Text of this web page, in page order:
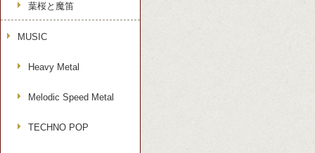
葉桜と魔笛
MUSIC
Heavy Metal
Melodic Speed Metal
TECHNO POP